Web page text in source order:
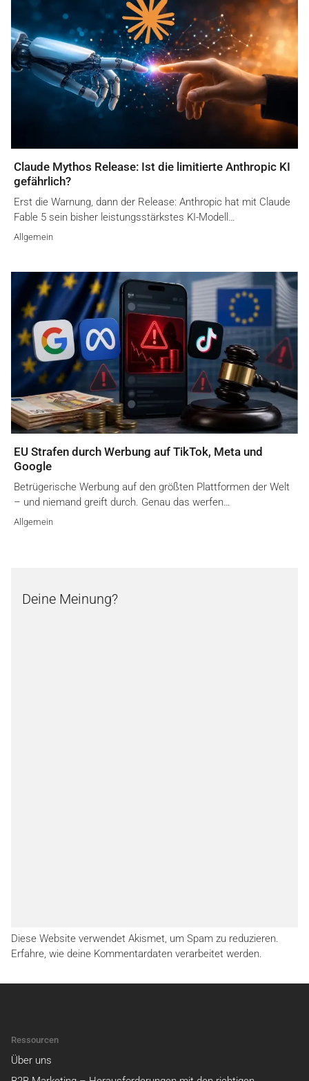
Claude Mythos Release: Ist die limitierte Anthropic KI
gefährlich?
Erst die Warnung, dann der Release: Anthropic hat mit Claude
Fable 5 sein bisher leistungsstärkstes KI-Modell…
Allgemein
EU Strafen durch Werbung auf TikTok, Meta und
Google
Betrügerische Werbung auf den größten Plattformen der Welt
– und niemand greift durch. Genau das werfen…
Allgemein
Deine Meinung?
Diese Website verwendet Akismet, um Spam zu reduzieren.
Erfahre, wie deine Kommentardaten verarbeitet werden.
Ressourcen
Über uns